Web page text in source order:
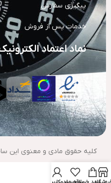
پیگیری سفارش
خدمات پس از فروش
نماد اعتماد
کلیه حقوق مادی و معنوی این